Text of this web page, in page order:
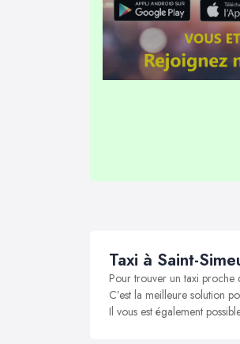
Taxi à Saint-
Pour trouver un taxi proche
C’est la meilleure solution
Il vous est également